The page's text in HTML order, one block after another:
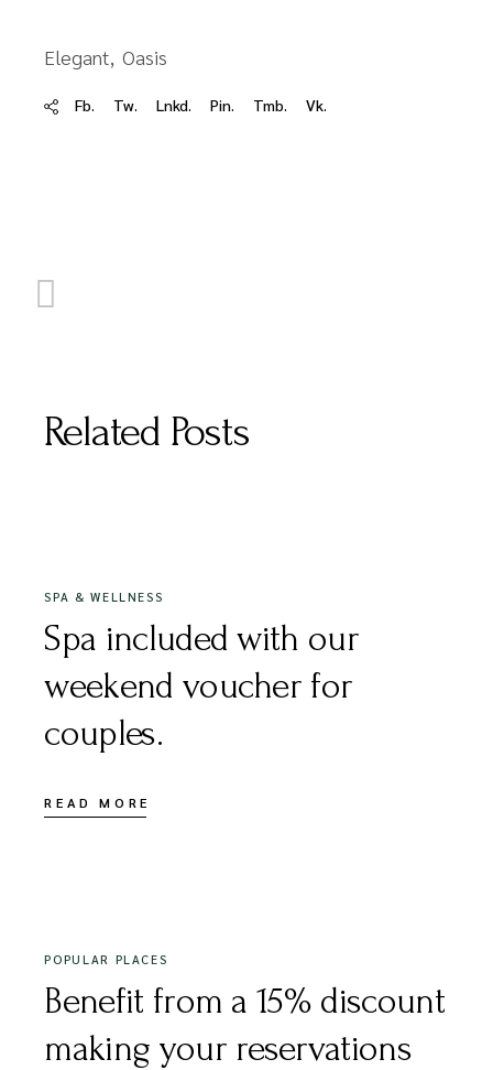
Elegant Oasis
Fb. Tw. Lnkd. Pin. Tmb. Vk.
Related Posts
SPA & WELLNESS
Spa included with our
weekend voucher for
couples.
READ MORE
POPULAR PLACES
Benefit from a 15% discount
making your reservations